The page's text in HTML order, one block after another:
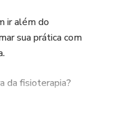
ir além do
sua prática com
da fisioterapia?
— e ela pode ser